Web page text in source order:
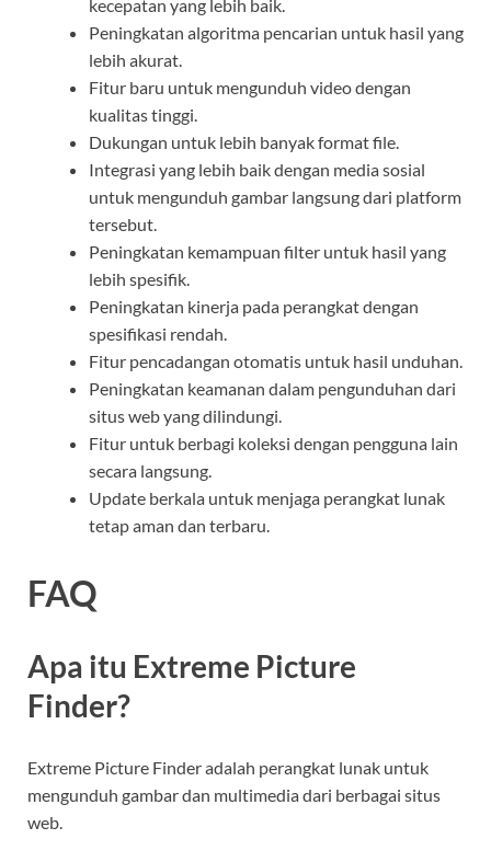
kecepatan yang lebih baik.
Peningkatan algoritma pencarian untuk hasil yang
lebih akurat.
Fitur baru untuk mengunduh video dengan
kualitas tinggi.
Dukungan untuk lebih banyak format file.
Integrasi yang lebih baik dengan media sosial
untuk mengunduh gambar langsung dari platform
tersebut.
Peningkatan kemampuan filter untuk hasil yang
lebih spesifik.
Peningkatan kinerja pada perangkat dengan
spesifikasi rendah.
Fitur pencadangan otomatis untuk hasil unduhan.
Peningkatan keamanan dalam pengunduhan dari
situs web yang dilindungi.
Fitur untuk berbagi koleksi dengan pengguna lain
secara langsung.
Update berkala untuk menjaga perangkat lunak
tetap aman dan terbaru.
FAQ
Apa itu Extreme Picture
Finder?
Extreme Picture Finder adalah perangkat lunak untuk
mengunduh gambar dan multimedia dari berbagai situs
web.